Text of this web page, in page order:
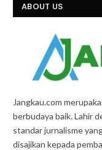
ABOUT US
Jangkau.com
berbudaya baik. Lahir
standar jurnalisme
disajikan kepada